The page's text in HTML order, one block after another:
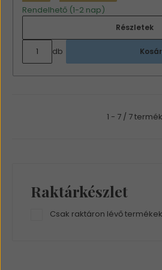
Rendelhető (1-2 nap)
Részletek
db
1 - 7 / 7 termék
Raktárkészlet
Csak raktáron lévő